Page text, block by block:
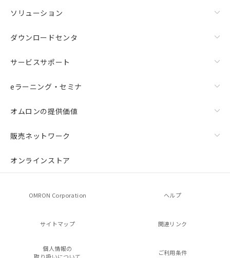
ソリューション
ダウンロードセンタ
サービスサポート
eラーニング・セミナ
オムロンの提供価値
販売ネットワーク
オンラインストア
OMRON Corporation ヘルプ
サイトマップ 関連リンク
個人情報の
ご利用条件